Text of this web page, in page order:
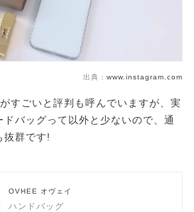
出典： www.instagram.com
すごいと評判も呼んでいますが、実
バッグって以外と少ないので、通
抜群です!
OVHEE オヴェイ
ハンドバッグ